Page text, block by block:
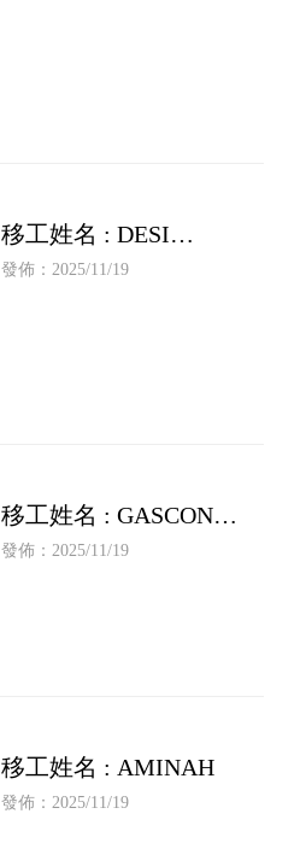
移工姓名 : DESI
ANGGRAENI
發佈：2025/11/19
移工姓名 : GASCON
ROWENA MATA
發佈：2025/11/19
移工姓名 : AMINAH
發佈：2025/11/19